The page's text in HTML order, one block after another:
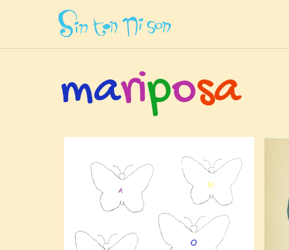
Inicio » Etiquetas » Mariposa
mariposa